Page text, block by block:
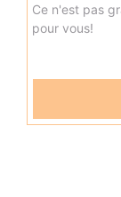
Menu
Mozzarella,
Menu
Ce n'est pas
pour vous!